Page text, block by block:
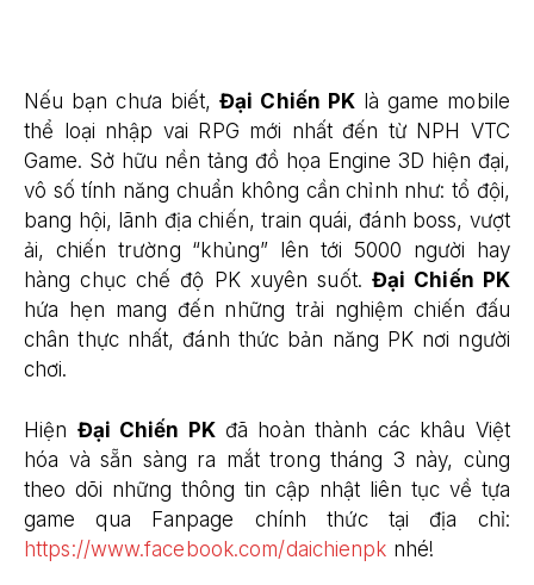
Nếu bạn chưa biết,Đại Chiến PK là game mobile
thể loại nhập vai RPG mới nhất đến từ NPH VTC
Game. Sở hữu nền tảng đồ họa Engine 3D hiện đại,
vô số tính năng chuẩn không cần chỉnh như: tổ đội,
bang hội, lãnh địa chiến, train quái, đánh boss, vượt
ải, chiến trường “khủng” lên tới 5000 người hay
hàng chục chế độ PK xuyên suốt. Đại Chiến PK
hứa hẹn mang đến những trải nghiệm chiến đấu
chân thực nhất, đánh thức bản năng PK nơi người
chơi.
Hiện Đại Chiến PKđã hoàn thành các khâu Việt
hóa và sẵn sàng ra mắt trong tháng 3 này, cùng
theo dõi những thông tin cập nhật liên tục về tựa
game qua Fanpage chính thức tại địa chỉ:
https://www.facebook.com/daichienpk nhé!